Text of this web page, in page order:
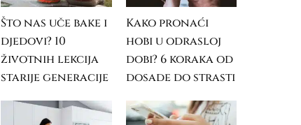
Što nas uče bake i
djedovi? 10
životnih lekcija
starije generacije
Kako pronaći
hobi u odrasloj
dobi? 6 koraka od
dosade do strasti